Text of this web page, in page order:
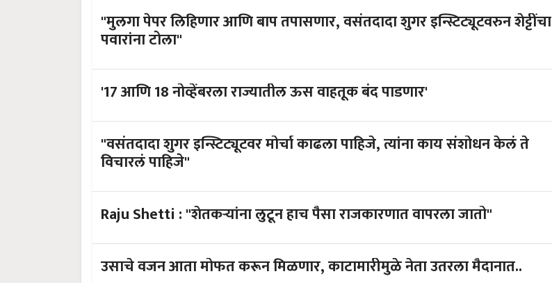
"मुलगा पेपर लिहिणार आणि बाप तपासणार, वसंतदादा शुगर इन्स्टिट्यूटवरुन शेट्टींचा
पवारांना टोला"
'17 आणि 18 नोव्हेंबरला राज्यातील ऊस वाहतूक बंद पाडणार'
"वसंतदादा शुगर इन्स्टिट्यूटवर मोर्चा काढला पाहिजे, त्यांना काय संशोधन केलं ते
विचारलं पाहिजे"
Raju Shetti : "शेतकऱ्यांना लुटून हाच पैसा राजकारणात वापरला जातो"
उसाचे वजन आता मोफत करून मिळणार, काटामारीमुळे नेता उतरला मैदानात..